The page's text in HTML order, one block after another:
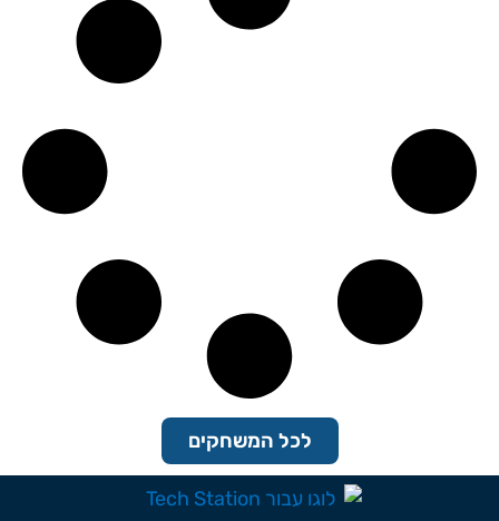
לכל המשחקים